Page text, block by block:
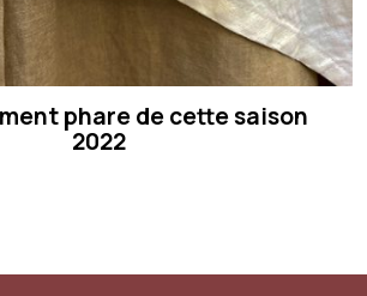
phare de cette saison
2022